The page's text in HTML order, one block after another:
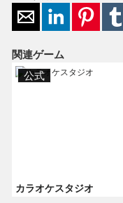
関連ゲーム
公式
カラオケスタジオ